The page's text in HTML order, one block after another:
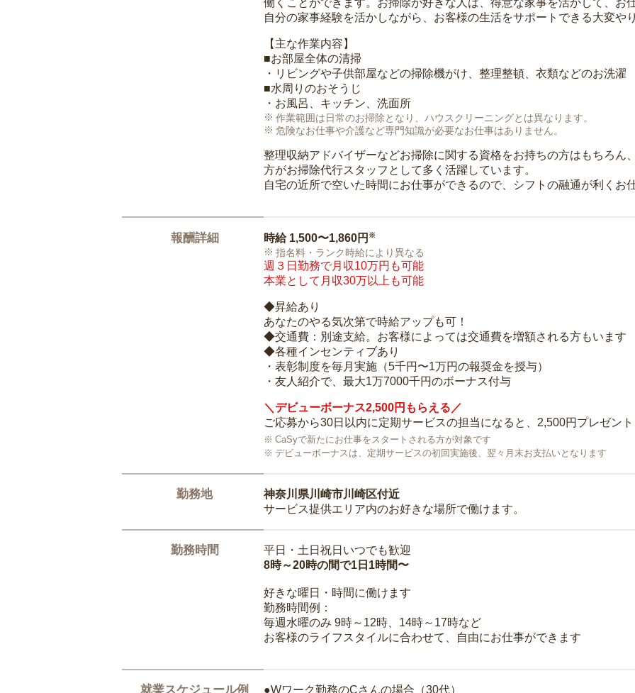
働くことができます。お掃除が好きな人は、得意な家事を活かして、お
自分の家事経験を活かしながら、お客様の生活をサポートできる大変や
【主な作業内容】
■お部屋全体の清掃
・リビングや子供部屋などの掃除機がけ、整理整頓、衣類などのお洗濯
■水周りのおそうじ
・お風呂、キッチン、洗面所
作業範囲は日常のお掃除となり、ハウスクリーニングとは異なります。
危険なお仕事や介護など専門知識が必要なお仕事はありません。
整理収納アドバイザーなどお掃除に関する資格をお持ちの方はもちろん
方がお掃除代行スタッフとして多く活躍しています。
自宅の近所で空いた時間にお仕事ができるので、シフトの融通が利くお
報酬詳細 時給 1,500〜1,860円 ※
指名料・ランク時給により異なる
週３日勤務で月収10万円も可能
本業として月収30万以上も可能
◆昇給あり
あなたのやる気次第で時給アップも可！
◆交通費：別途支給。お客様によっては交通費を増額される方もいます
◆各種インセンティブあり
・表彰制度を毎月実施（5千円〜1万円の報奨金を授与）
・友人紹介で、最大1万7000千円のボーナス付与
＼デビューボーナス2,500円もらえる／
ご応募から30日以内に定期サービスの担当になると、2,500円プレゼント
CaSyで新たにお仕事をスタートされる方が対象です
デビューボーナスは、定期サービスの初回実施後、翌々月末お支払いとなります
勤務地
神奈川県川崎市川崎区付近
サービス提供エリア内のお好きな場所で働けます。
勤務時間
平日・土日祝日いつでも歓迎
8時～20時の間で1日1時間〜
好きな曜日・時間に働けます
勤務時間例：
毎週水曜のみ 9時～12時、14時～17時など
お客様のライフスタイルに合わせて、自由にお仕事ができます
就業スケジュール例 ●Wワーク勤務のCさんの場合（30代）